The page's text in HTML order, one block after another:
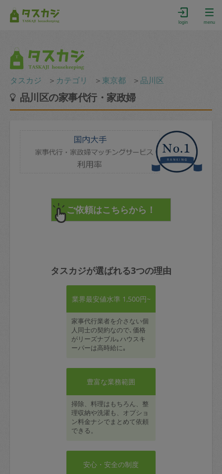
login menu
タスカジ ＞ カテゴリ ＞ 東京都 ＞ 品川区
品川区の家事代行・家政婦
タスカジが選ばれる3つの理由
業界最安値水準 1,500円~
家事代行業者を介さない個
人同士の契約なので､価格
がリーズナブル｡ハウスキ
ーパーは高時給に｡
豊富な業務範囲
掃除、料理はもちろん、整
理収納や洗濯も、オプショ
ン料金ナシでまとめて依頼
できる。
安心・安全の制度